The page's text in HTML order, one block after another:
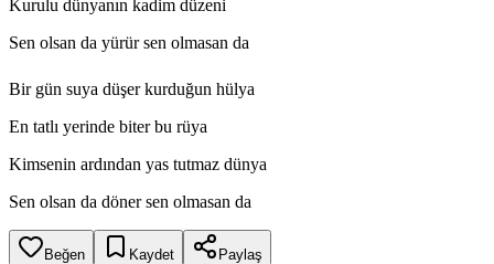
Kurulu dünyanın kadim düzeni
Sen olsan da yürür sen olmasan da
Bir gün suya düşer kurduğun hülya
En tatlı yerinde biter bu rüya
Kimsenin ardından yas tutmaz dünya
Sen olsan da döner sen olmasan da
Beğen Kaydet Paylaş